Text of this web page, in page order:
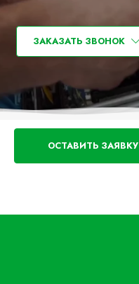
ЗАКАЗАТЬ ЗВОНОК
ОСТАВИТЬ ЗАЯВКУ